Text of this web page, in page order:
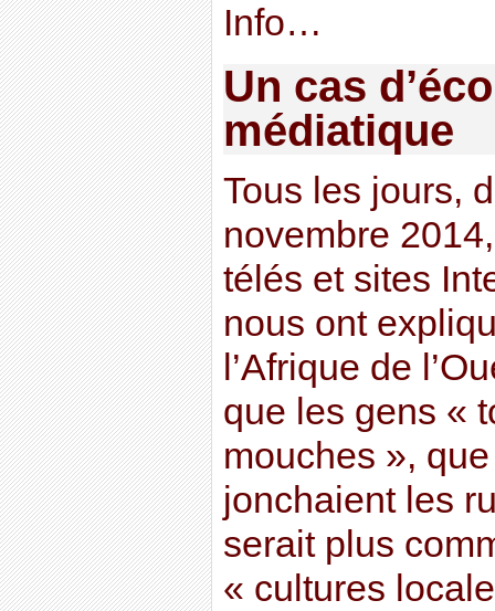
Info…
Un cas
médiatique
Tous les jours,
novembre
télés et sites
nous ont
l’Afrique de
que les gens «
mouches »,
jonchaient les
serait plus
« cultures